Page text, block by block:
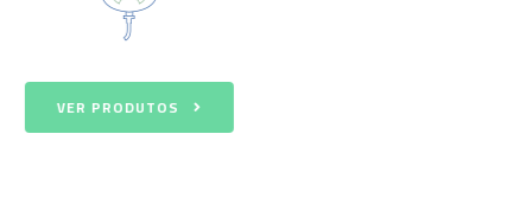
VER PRODUTOS